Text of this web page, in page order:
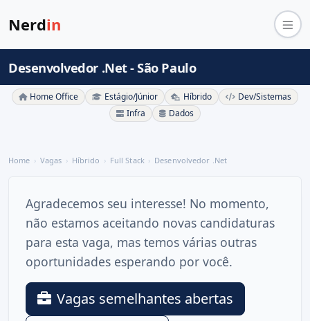
Nerdin
Desenvolvedor .Net - São Paulo
Home Office Estágio/Júnior Híbrido
Dev/Sistemas
Infra
Dados
Home Vagas Híbrido Full Stack Desenvolvedor .Net
Agradecemos seu interesse! No momento,
não estamos aceitando novas candidaturas
para esta vaga, mas temos várias outras
oportunidades esperando por você.
Vagas semelhantes abertas